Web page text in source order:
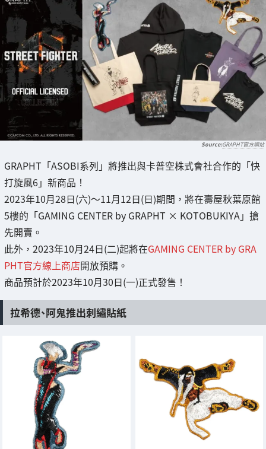
GRAPHT官方網站
GRAPHT「ASOBI系列」將推出與卡普空株式會社合作的「快
打旋風6」新商品！
2023年10月28日(六)～11月12日(日)期間，將在壽屋秋葉原館
5樓的「GAMING CENTER by GRAPHT × KOTOBUKIYA」搶
先開賣。
此外，2023年10月24日(二)起將在GAMING CENTER by GRA
PHT官方線上商店開放預購。
商品預計於2023年10月30日(一)正式發售！
拉希德、阿鬼推出刺繡貼紙